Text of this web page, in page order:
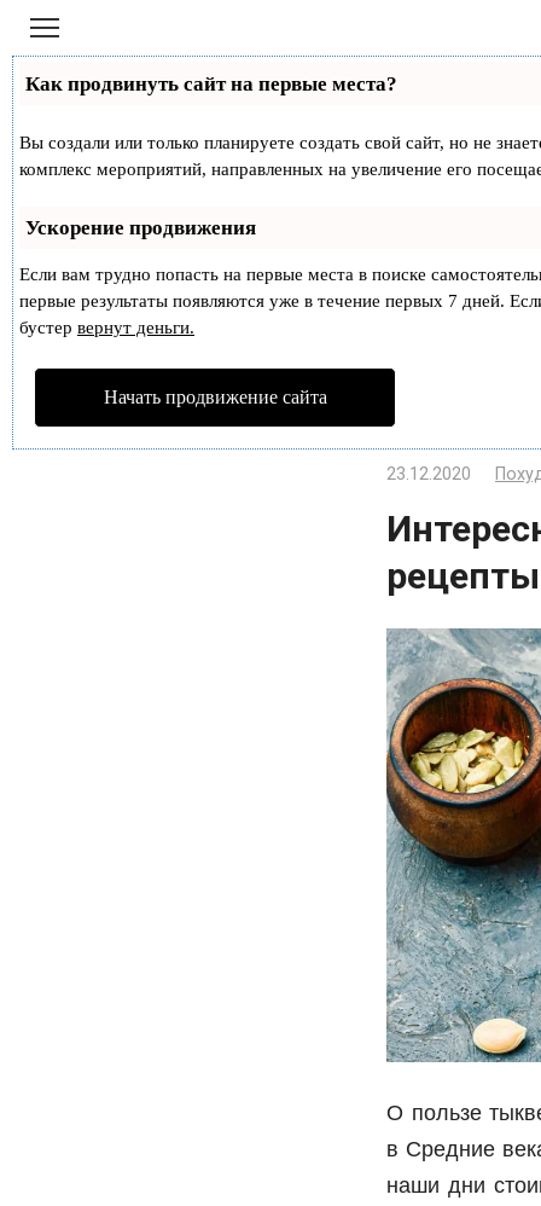
Перейти
контенту
Как продвинуть сайт на первые места?
Вы создали или только планируете создать свой сайт, но не
комплекс мероприятий, направленных на увеличение его
Ускорение продвижения
Если вам трудно попасть на первые места в поиске
первые результаты появляются уже в течение первых 7 дней.
бустер вернут деньги.
Начать продвижение сайта
23.12.2020
О пользе
в Средние
наши дни